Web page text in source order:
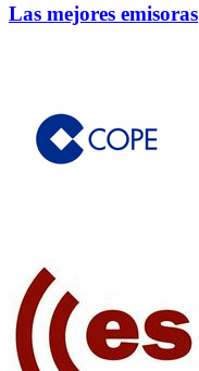
Las mejores emisoras